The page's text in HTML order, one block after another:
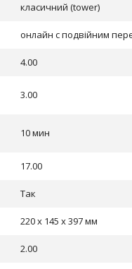
класичний (tower)
онлайн с подвійним
4.00
3.00
10 мин
17.00
Так
220 х 145 х 397 мм
2.00